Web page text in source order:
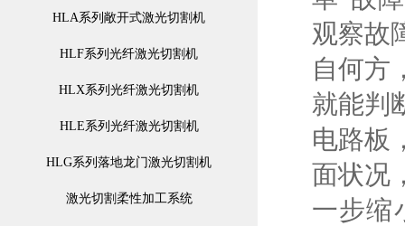
HLA系列敞开式激光切割机
HLF系列光纤激光切割机
HLX系列光纤激光切割机
HLE系列光纤激光切割机
HLG系列落地龙门激光切割机
激光切割柔性加工系统
观察故
自何方
就能判
电路板
面状况
一步缩